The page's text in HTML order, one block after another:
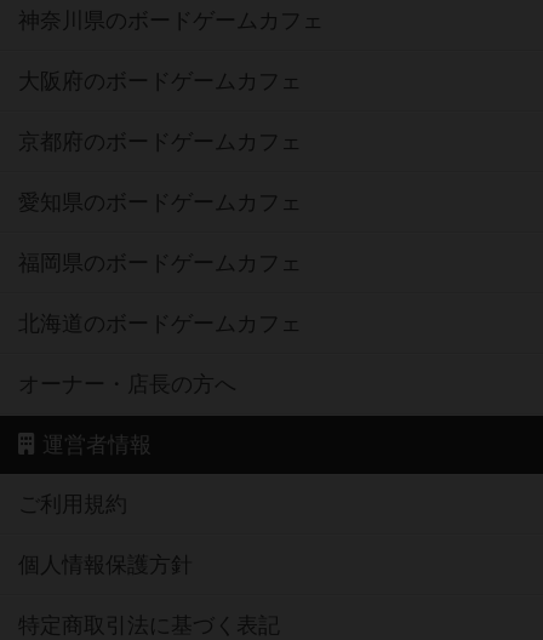
神奈川県のボードゲームカフェ
大阪府のボードゲームカフェ
京都府のボードゲームカフェ
愛知県のボードゲームカフェ
福岡県のボードゲームカフェ
北海道のボードゲームカフェ
オーナー・店長の方へ
運営者情報
ご利用規約
個人情報保護方針
特定商取引法に基づく表記